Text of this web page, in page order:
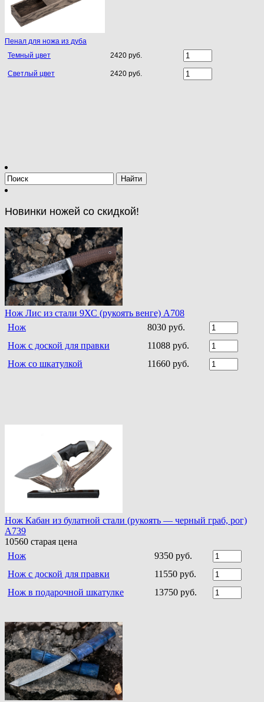
Пенал для ножа из дуба
Темный цвет
2420 руб.
Светлый цвет 2420 руб.
Новинки ножей со скидкой!
Нож Лис из стали 9ХС (рукоять венге) A708
Нож
8030 руб.
Нож с доской для правки
11088 руб.
Нож со шкатулкой
11660 руб.
Нож Кабан из булатной стали (рукоять — черный граб, рог)
A739
10560 старая цена
Нож
9350 руб.
Нож с доской для правки
11550 руб.
Нож в подарочной шкатулке
13750 руб.